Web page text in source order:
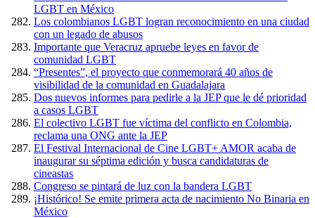
LGBT en México
Los colombianos LGBT logran reconocimiento en una ciudad
con un legado de abusos
Importante que Veracruz apruebe leyes en favor de
comunidad LGBT
“Presentes”, el proyecto que conmemorará 40 años de
visibilidad de la comunidad en Guadalajara
Dos nuevos informes para pedirle a la JEP que le dé prioridad
a casos LGBT
El colectivo LGBT fue víctima del conflicto en Colombia,
reclama una ONG ante la JEP
El Festival Internacional de Cine LGBT+ AMOR acaba de
inaugurar su séptima edición y busca candidaturas de
cineastas
Congreso se pintará de luz con la bandera LGBT
¡Histórico! Se emite primera acta de nacimiento No Binaria en
México